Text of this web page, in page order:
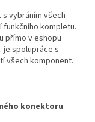
vybráním všech
kompletu.
přímo v eshopu
je spolupráce s
všech komponent.
konektoru